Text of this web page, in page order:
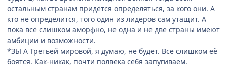
остальным странам придётся определяться, за кого они. А
кто не определится, того один из лидеров сам утащит. А
пока всё слишком аморфно, не одна и не две страны имеют
амбиции и возможности.
*ЗЫ А Третьей мировой, я думаю, не будет. Все слишком её
боятся. Как-никак, почти полвека себя запугиваем.